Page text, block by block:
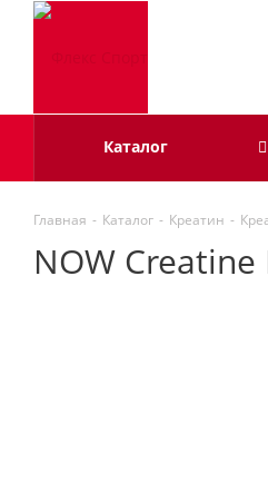
Каталог
Главная - Каталог - Креатин -
NOW